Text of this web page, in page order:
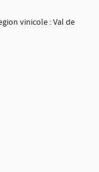
vinicole : Val de